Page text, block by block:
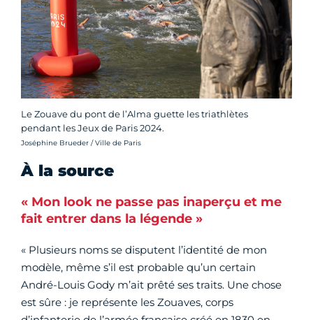
Le Zouave du pont de l’Alma guette les triathlètes
pendant les Jeux de Paris 2024.
Crédit photo :
Joséphine Brueder / Ville de Paris
À la source
« Mon look ne passe pas inaperçu et me
fait entrer dans la légende »
« Plusieurs noms se disputent l’identité de mon
modèle, même s’il est probable qu’un certain
André-Louis Gody m’ait prêté ses traits. Une chose
est sûre : je représente les Zouaves, corps